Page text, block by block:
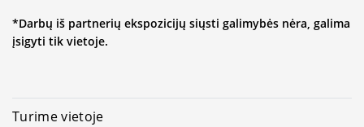
*Darbų iš partnerių ekspozicijų siųsti galimybės nėra, galima
įsigyti tik vietoje.
Turime vietoje